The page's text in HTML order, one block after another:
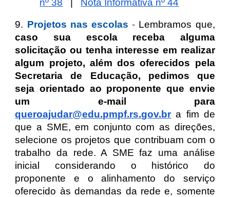
nº 38
Nota Informativa nº 44
9. Projetos nas escolas - Lembramos que,
caso sua escola receba alguma
solicitação ou tenha interesse em realizar
algum projeto, além dos oferecidos pela
Secretaria de Educação, pedimos que
seja orientado ao proponente que envie
um e-mail para
queroajudar@edu.pmpf.rs.gov.br a fim de
que a SME, em conjunto com as direções,
selecione os projetos que contribuam com o
trabalho da rede. A SME faz uma análise
inicial considerando o histórico do
proponente e o alinhamento do serviço
oferecido às demandas da rede e, somente